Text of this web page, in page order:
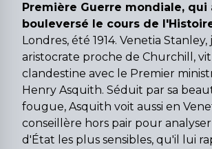
Première Guerre mondiale, qui
bouleversé le cours de
Londres, été 1914. Venetia
aristocrate proche de Churchill,
clandestine avec le Premier
Henry Asquith. Séduit par sa
fougue, Asquith voit aussi en
conseillère hors pair pour
d'État les plus sensibles, qu'il lui